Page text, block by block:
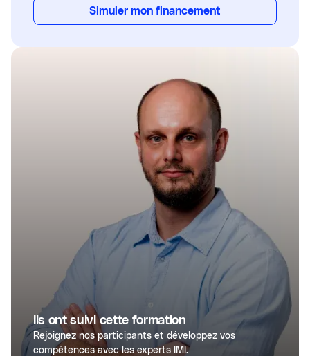
Simuler mon financement
Ils ont suivi cette formation
Rejoignez nos participants et développez vos
compétences avec les experts IMI.